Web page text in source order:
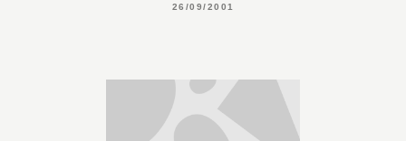
26/09/2001